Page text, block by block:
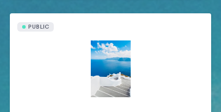
PUBLIC